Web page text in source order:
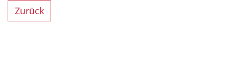
Zurück